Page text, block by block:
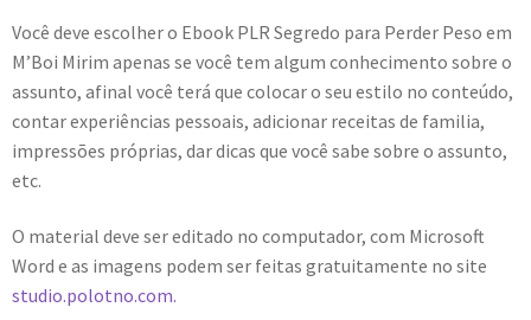
Você deve escolher o Ebook PLR Segredo para Perder Peso em
M’Boi Mirim apenas se você tem algum conhecimento sobre o
assunto, afinal você terá que colocar o seu estilo no conteúdo,
contar experiências pessoais, adicionar receitas de familia,
impressões próprias, dar dicas que você sabe sobre o assunto,
etc.
O material deve ser editado no computador, com Microsoft
Word e as imagens podem ser feitas gratuitamente no site
studio.polotno.com.